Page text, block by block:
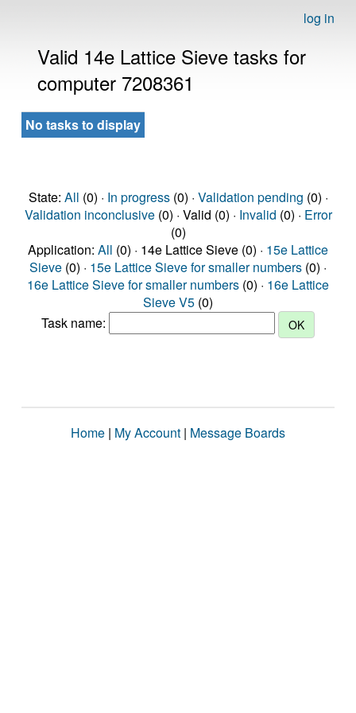
log in
Valid 14e Lattice Sieve tasks for
computer 7208361
No tasks to display
State: All (0) · In progress(0) · Validation pending (0) ·
Validation inconclusive(0) · Valid (0) · Invalid (0) · Error
(0)
Application: All (0) · 14e Lattice Sieve (0) · 15e Lattice
Sieve (0) · 15e Lattice Sieve for smaller numbers (0) ·
16e Lattice Sieve for smaller numbers (0) · 16e Lattice
Sieve V5 (0)
Task name:
Home | My Account | Message Boards